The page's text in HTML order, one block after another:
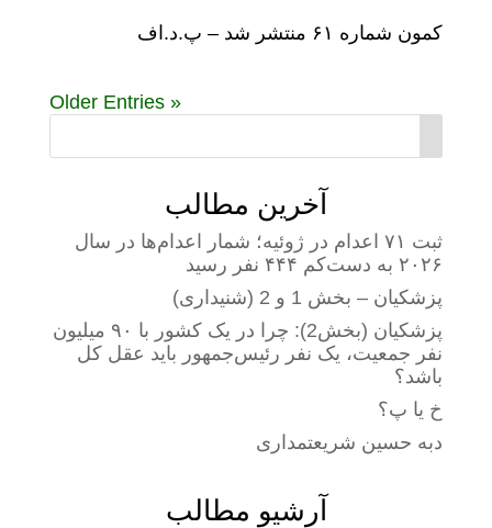
کمون شماره ۶۱ منتشر شد – پ.د.اف
« Older Entries
آخرین مطالب
ثبت ۷۱ اعدام در ژوئیه؛ شمار اعدام‌ها در سال
۲۰۲۶ به دست‌کم ۴۴۴ نفر رسید
پزشکیان – بخش 1 و 2 (شنیداری)
پزشکیان (بخش2): چرا در یک کشور با ۹۰ میلیون
نفر جمعیت، یک نفر رئیس‌جمهور باید عقل کل
باشد؟
خ یا پ؟
دبه حسین شریعتمداری
آرشیو مطالب